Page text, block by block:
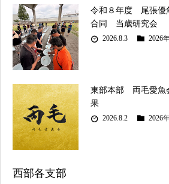
令和８年度 尾張優
合同 当歳研究会
2026.8.3 2026
東部本部 両毛愛
果
2026.8.2 2026
西部各支部